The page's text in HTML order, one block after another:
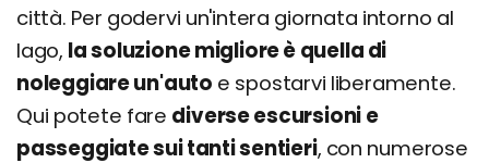
città. Per godervi un'intera giornata intorno al
lago, la soluzione migliore è quella di
noleggiare un'auto e spostarvi liberamente.
Qui potete fare diverse escursioni e
passeggiate sui tanti sentieri, con numerose